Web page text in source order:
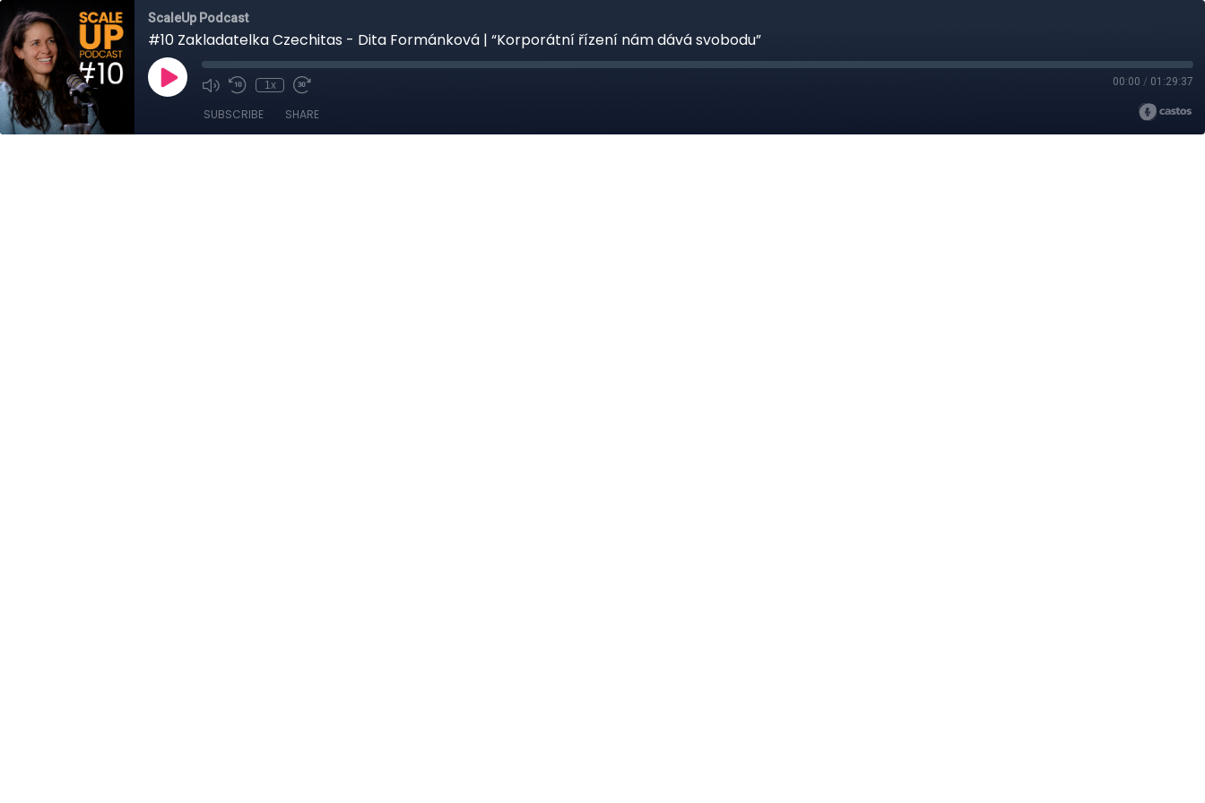
ScaleUp Podcast
#10 Zakladatelka Czechitas - Dita Formánková | “Korporátní řízení nám dává svobodu”
1x 00:00 / 01:29:37
SUBSCRIBE SHARE